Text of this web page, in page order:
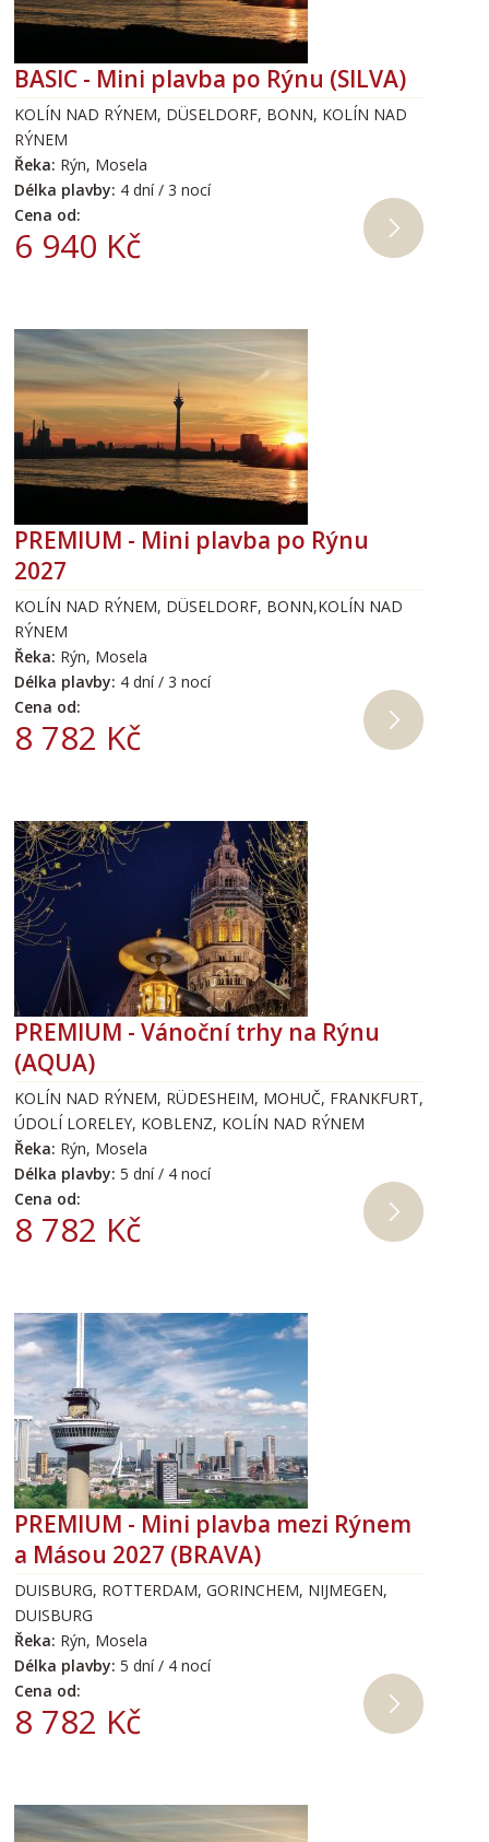
BASIC - Mini plavba po Rýnu (SILVA)
KOLÍN NAD RÝNEM, DÜSELDORF, BONN, KOLÍN NAD
RÝNEM
Řeka: Rýn, Mosela
Délka plavby: 4 dní / 3 nocí
Cena od:
6 940 Kč
PREMIUM - Mini plavba po Rýnu
2027
KOLÍN NAD RÝNEM, DÜSELDORF, BONN,KOLÍN NAD
RÝNEM
Řeka: Rýn, Mosela
Délka plavby: 4 dní / 3 nocí
Cena od:
8 782 Kč
PREMIUM - Vánoční trhy na Rýnu
(AQUA)
KOLÍN NAD RÝNEM, RÜDESHEIM, MOHUČ, FRANKFURT,
ÚDOLÍ LORELEY, KOBLENZ, KOLÍN NAD RÝNEM
Řeka: Rýn, Mosela
Délka plavby: 5 dní / 4 nocí
Cena od:
8 782 Kč
PREMIUM - Mini plavba mezi Rýnem
a Másou 2027 (BRAVA)
DUISBURG, ROTTERDAM, GORINCHEM, NIJMEGEN,
DUISBURG
Řeka: Rýn, Mosela
Délka plavby: 5 dní / 4 nocí
Cena od:
8 782 Kč